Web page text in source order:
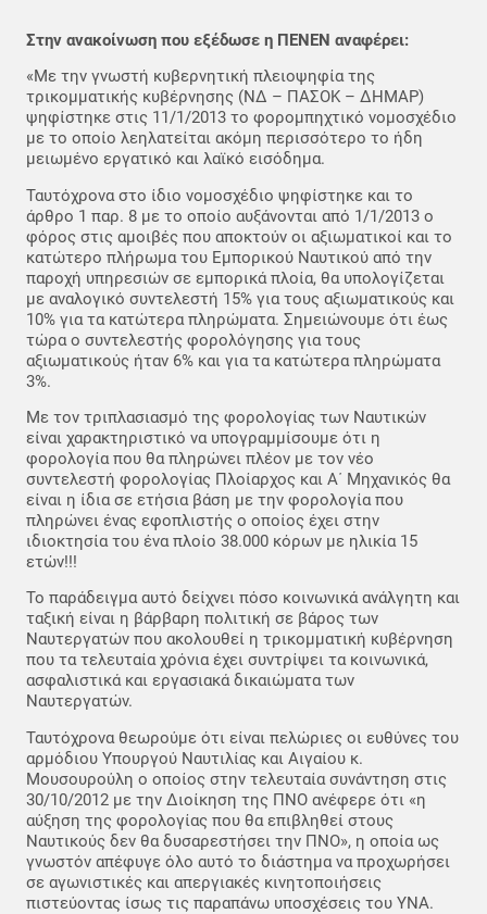
Στην ανακοίνωση που εξέδωσε η ΠΕΝΕΝ αναφέρει:
«Με την γνωστή κυβερνητική πλειοψηφία της
τρικομματικής κυβέρνησης (ΝΔ – ΠΑΣΟΚ – ΔΗΜΑΡ)
ψηφίστηκε στις 11/1/2013 το φορομπηχτικό νομοσχέδιο
με το οποίο λεηλατείται ακόμη περισσότερο το ήδη
μειωμένο εργατικό και λαϊκό εισόδημα.
Ταυτόχρονα στο ίδιο νομοσχέδιο ψηφίστηκε και το
άρθρο 1 παρ. 8 με το οποίο αυξάνονται από 1/1/2013 ο
φόρος στις αμοιβές που αποκτούν οι αξιωματικοί και το
κατώτερο πλήρωμα του Εμπορικού Ναυτικού από την
παροχή υπηρεσιών σε εμπορικά πλοία, θα υπολογίζεται
με αναλογικό συντελεστή 15% για τους αξιωματικούς και
10% για τα κατώτερα πληρώματα. Σημειώνουμε ότι έως
τώρα ο συντελεστής φορολόγησης για τους
αξιωματικούς ήταν 6% και για τα κατώτερα πληρώματα
3%.
Με τον τριπλασιασμό της φορολογίας των Ναυτικών
είναι χαρακτηριστικό να υπογραμμίσουμε ότι η
φορολογία που θα πληρώνει πλέον με τον νέο
συντελεστή φορολογίας Πλοίαρχος και Α΄ Μηχανικός θα
είναι η ίδια σε ετήσια βάση με την φορολογία που
πληρώνει ένας εφοπλιστής ο οποίος έχει στην
ιδιοκτησία του ένα πλοίο 38.000 κόρων με ηλικία 15
ετών!!!
Το παράδειγμα αυτό δείχνει πόσο κοινωνικά ανάλγητη και
ταξική είναι η βάρβαρη πολιτική σε βάρος των
Ναυτεργατών που ακολουθεί η τρικομματική κυβέρνηση
που τα τελευταία χρόνια έχει συντρίψει τα κοινωνικά,
ασφαλιστικά και εργασιακά δικαιώματα των
Ναυτεργατών.
Ταυτόχρονα θεωρούμε ότι είναι πελώριες οι ευθύνες του
αρμόδιου Υπουργού Ναυτιλίας και Αιγαίου κ.
Μουσουρούλη ο οποίος στην τελευταία συνάντηση στις
30/10/2012 με την Διοίκηση της ΠΝΟ ανέφερε ότι «η
αύξηση της φορολογίας που θα επιβληθεί στους
Ναυτικούς δεν θα δυσαρεστήσει την ΠΝΟ», η οποία ως
γνωστόν απέφυγε όλο αυτό το διάστημα να προχωρήσει
σε αγωνιστικές και απεργιακές κινητοποιήσεις
πιστεύοντας ίσως τις παραπάνω υποσχέσεις του ΥΝΑ.